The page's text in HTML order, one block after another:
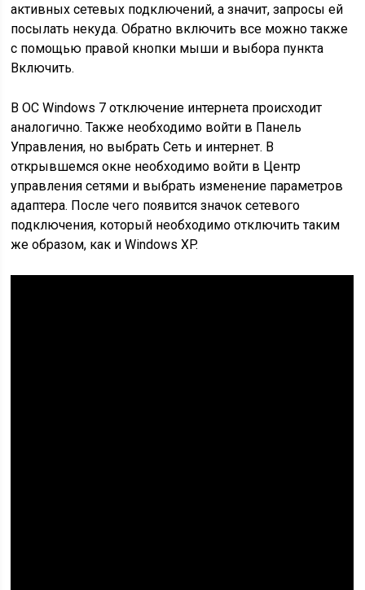
активных сетевых подключений, а значит, запросы ей
посылать некуда. Обратно включить все можно также
с помощью правой кнопки мыши и выбора пункта
Включить.
В ОС Windows 7 отключение интернета происходит
аналогично. Также необходимо войти в Панель
Управления, но выбрать Сеть и интернет. В
открывшемся окне необходимо войти в Центр
управления сетями и выбрать изменение параметров
адаптера. После чего появится значок сетевого
подключения, который необходимо отключить таким
же образом, как и Windows XP.